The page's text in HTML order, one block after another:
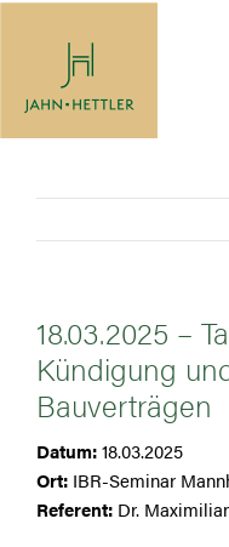
18.03.2025 –
Kündigung
Bauverträgen
Datum:18.03.2025
Ort: IBR-Seminar
Referent: Dr.